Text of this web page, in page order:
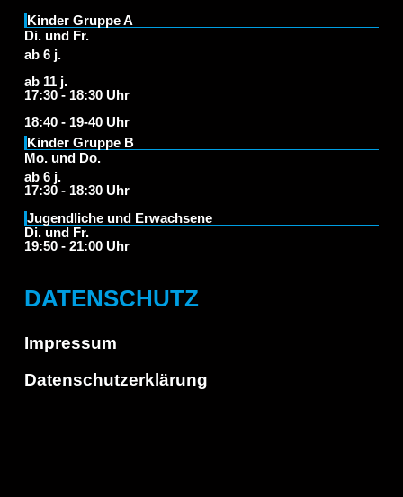
Kinder Gruppe A
Di. und Fr.
ab 6 j.
ab 11 j.
17:30 - 18:30 Uhr
18:40 - 19-40 Uhr
Kinder Gruppe B
Mo. und Do.
ab 6 j.
17:30 - 18:30 Uhr
Jugendliche und Erwachsene
Di. und Fr.
19:50 - 21:00 Uhr
DATENSCHUTZ
Impressum
Datenschutzerklärung